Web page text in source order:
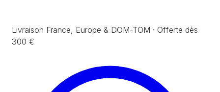
Livraison France, Europe & DOM-TOM · Offerte dès
300 €